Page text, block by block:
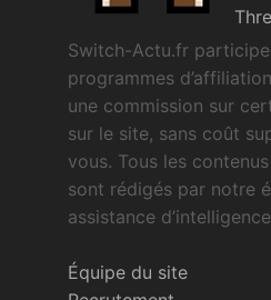
Switch-Actu.fr
programmes
une commission sur
sur le site, sans coût
vous. Tous les
sont rédigés par notre
assistance
Équipe du site